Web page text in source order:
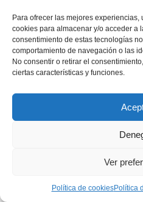
Para ofrecer las mejores
cookies para almacenar y/o acceder a
consentimiento de estas tecnologías
comportamiento de navegación o las
No consentir o retirar el
ciertas características y funciones.
Ver
Política de cookiesPolítica
Bebedero
agua para
duradero y fácil de limpiar
🐾 Base antideslizante